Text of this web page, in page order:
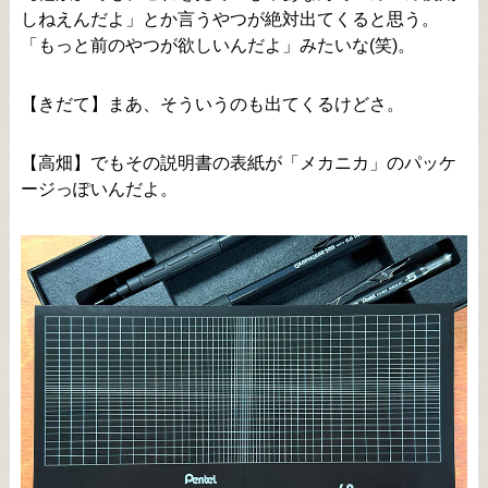
しねえんだよ」とか言うやつが絶対出てくると思う。
「もっと前のやつが欲しいんだよ」みたいな(笑)。
【きだて】まあ、そういうのも出てくるけどさ。
【高畑】でもその説明書の表紙が「メカニカ」のパッケ
ージっぽいんだよ。